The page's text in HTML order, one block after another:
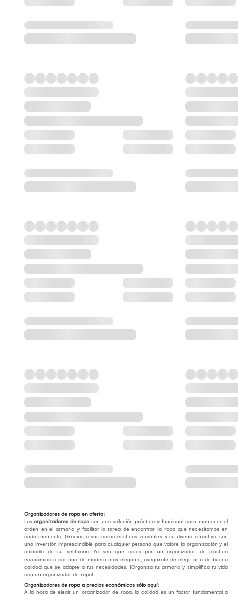
Organizadores de ropa en oferta:
Los organizadores de ropa son una solución práctica y funcional para mantener el
orden en el armario y facilitar la tarea de encontrar la ropa que necesitamos en
cada momento. Gracias a sus características versátiles y su diseño atractivo, son
una inversión imprescindible para cualquier persona que valore la organización y el
cuidado de su vestuario. Ya sea que optes por un organizador de plástico
económico o por uno de madera más elegante, asegúrate de elegir uno de buena
calidad que se adapte a tus necesidades. ¡Organiza tu armario y simplifica tu vida
con un organizador de ropa!.
Organizadores de ropa a precios económicos sólo aquí:
A la hora de elegir un organizador de ropa, la calidad es un factor fundamental a